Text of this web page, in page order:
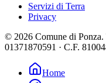
Servizi di Terra
Privacy
© 2026 Comune di Ponza.
01371870591 · C.F.
Home